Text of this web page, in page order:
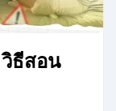
วิธีสอน